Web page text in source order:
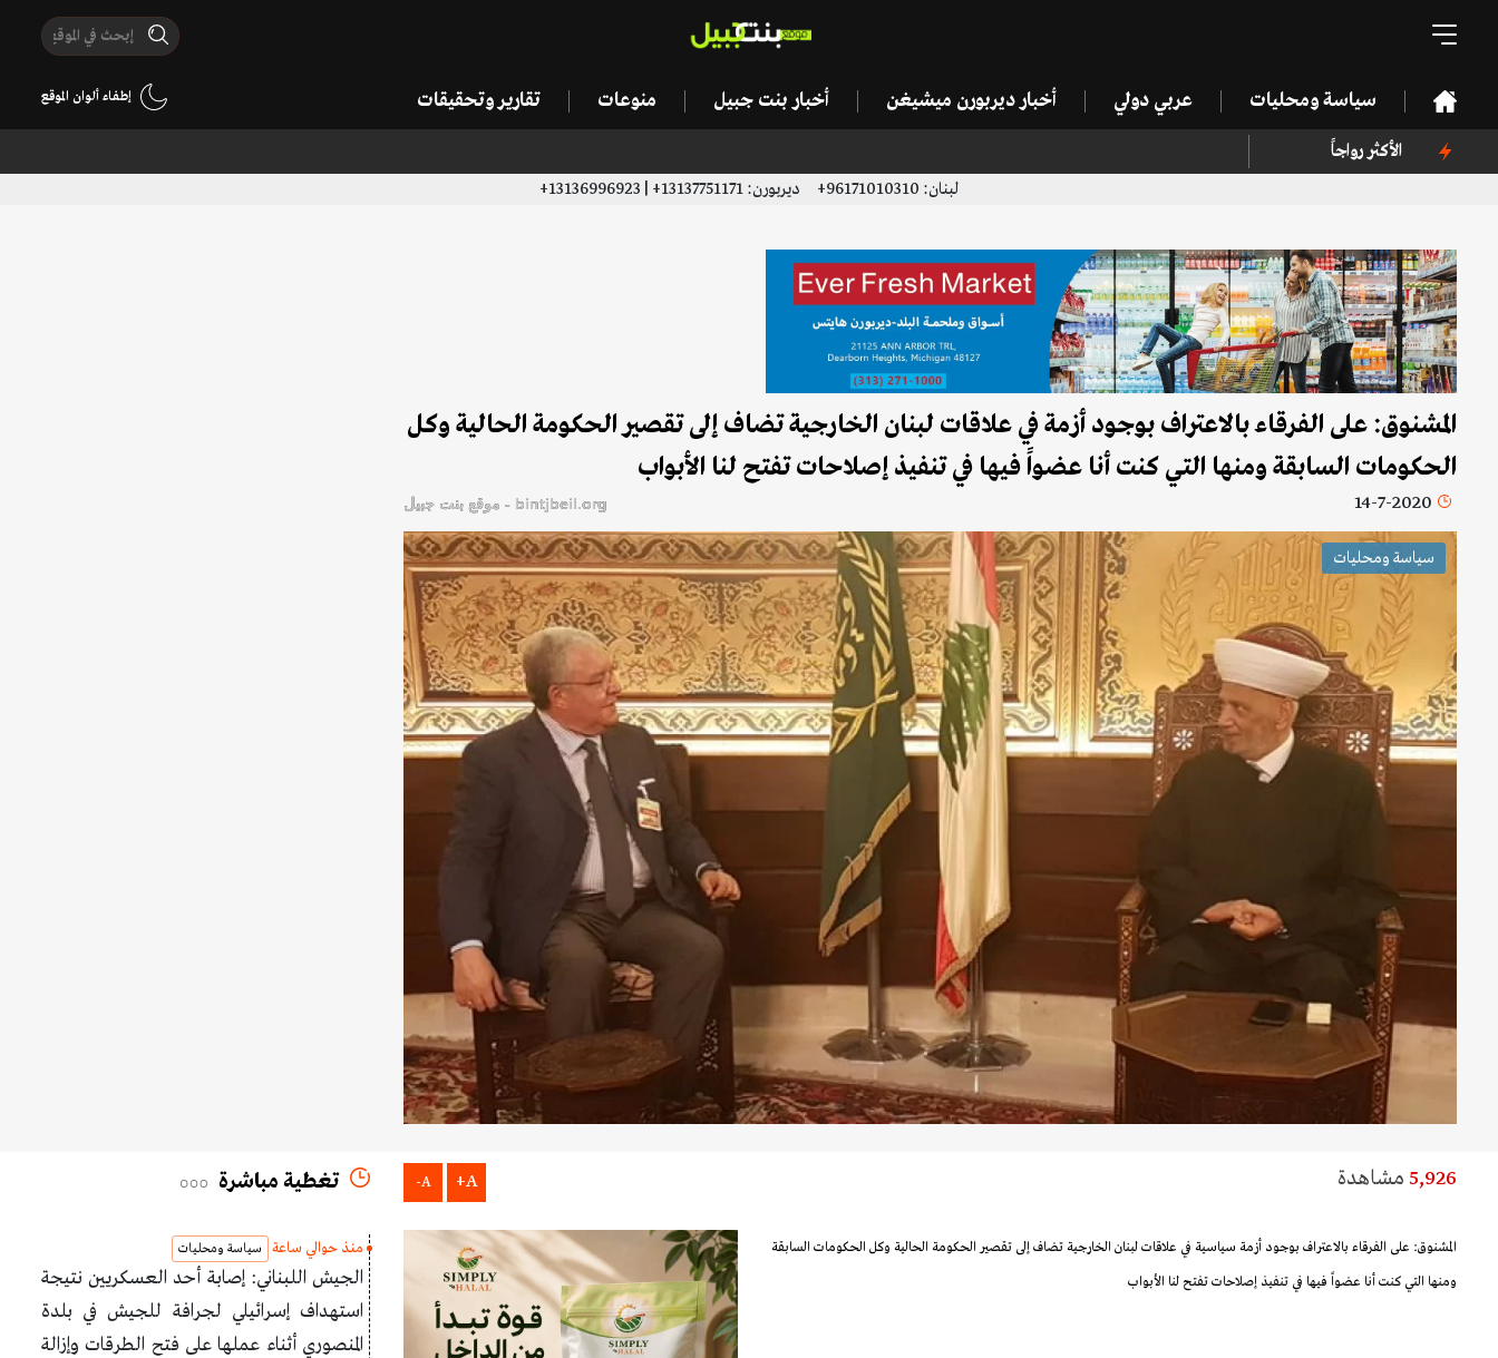
سياسة ومحليات عربي دولي أخبار ديربورن ميشيغن أخبار بنت جبيل منوعات تقارير وتحقيقات إطفاء ألوان الموقع
الأكثر رواجاً
لبنان: 96171010310+ ديربورن: 13137751171+ | 13136996923+
المشنوق: على الفرقاء بالاعتراف بوجود أزمة في علاقات لبنان الخارجية تضاف إلى تقصير الحكومة الحالية وكل
الحكومات السابقة ومنها التي كنت أنا عضواً فيها في تنفيذ إصلاحات تفتح لنا الأبواب
14-7-2020 bintjbeil.org - موقع بنت جبيل
سياسة ومحليات
5,926 مشاهدة A+
A-
المشنوق: على الفرقاء بالاعتراف بوجود أزمة سياسية في علاقات لبنان الخارجية تضاف إلى تقصير الحكومة الحالية وكل الحكومات السابقة
ومنها التي كنت أنا عضواً فيها في تنفيذ إصلاحات تفتح لنا الأبواب
تغطية مباشرة
منذ حوالي ساعة سياسة ومحليات
الجيش اللبناني: إصابة أحد العسكريين نتيجة
استهداف إسرائيلي لجرافة للجيش في بلدة
المنصوري أثناء عملها على فتح الطرقات وإزالة